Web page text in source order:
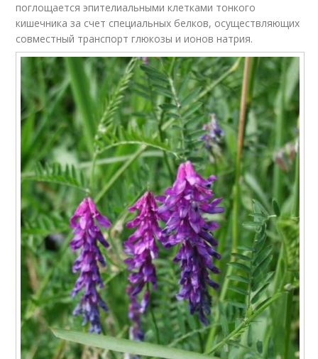
поглощается эпителиальными клетками тонкого
кишечника за счет специальных белков, осуществляющих
совместный транспорт глюкозы и ионов натрия.